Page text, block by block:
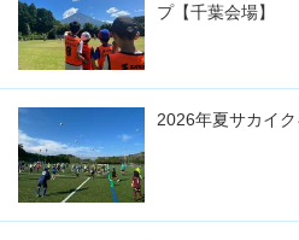
プ【千葉会場】
2026年夏サカイク